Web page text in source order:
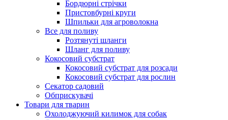
Бордюрні стрічки
Пристовбурні круги
Шпильки для агроволокна
Все для поливу
Розтянуті шланги
Шланг для поливу
Кокосовий субстрат
Кокосовий субстрат для розсади
Кокосовий субстрат для рослин
Секатор садовий
Обприскувачі
Товари для тварин
Охолоджуючий килимок для собак